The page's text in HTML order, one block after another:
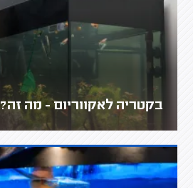
בקטריה לאקווריום - מה זה?